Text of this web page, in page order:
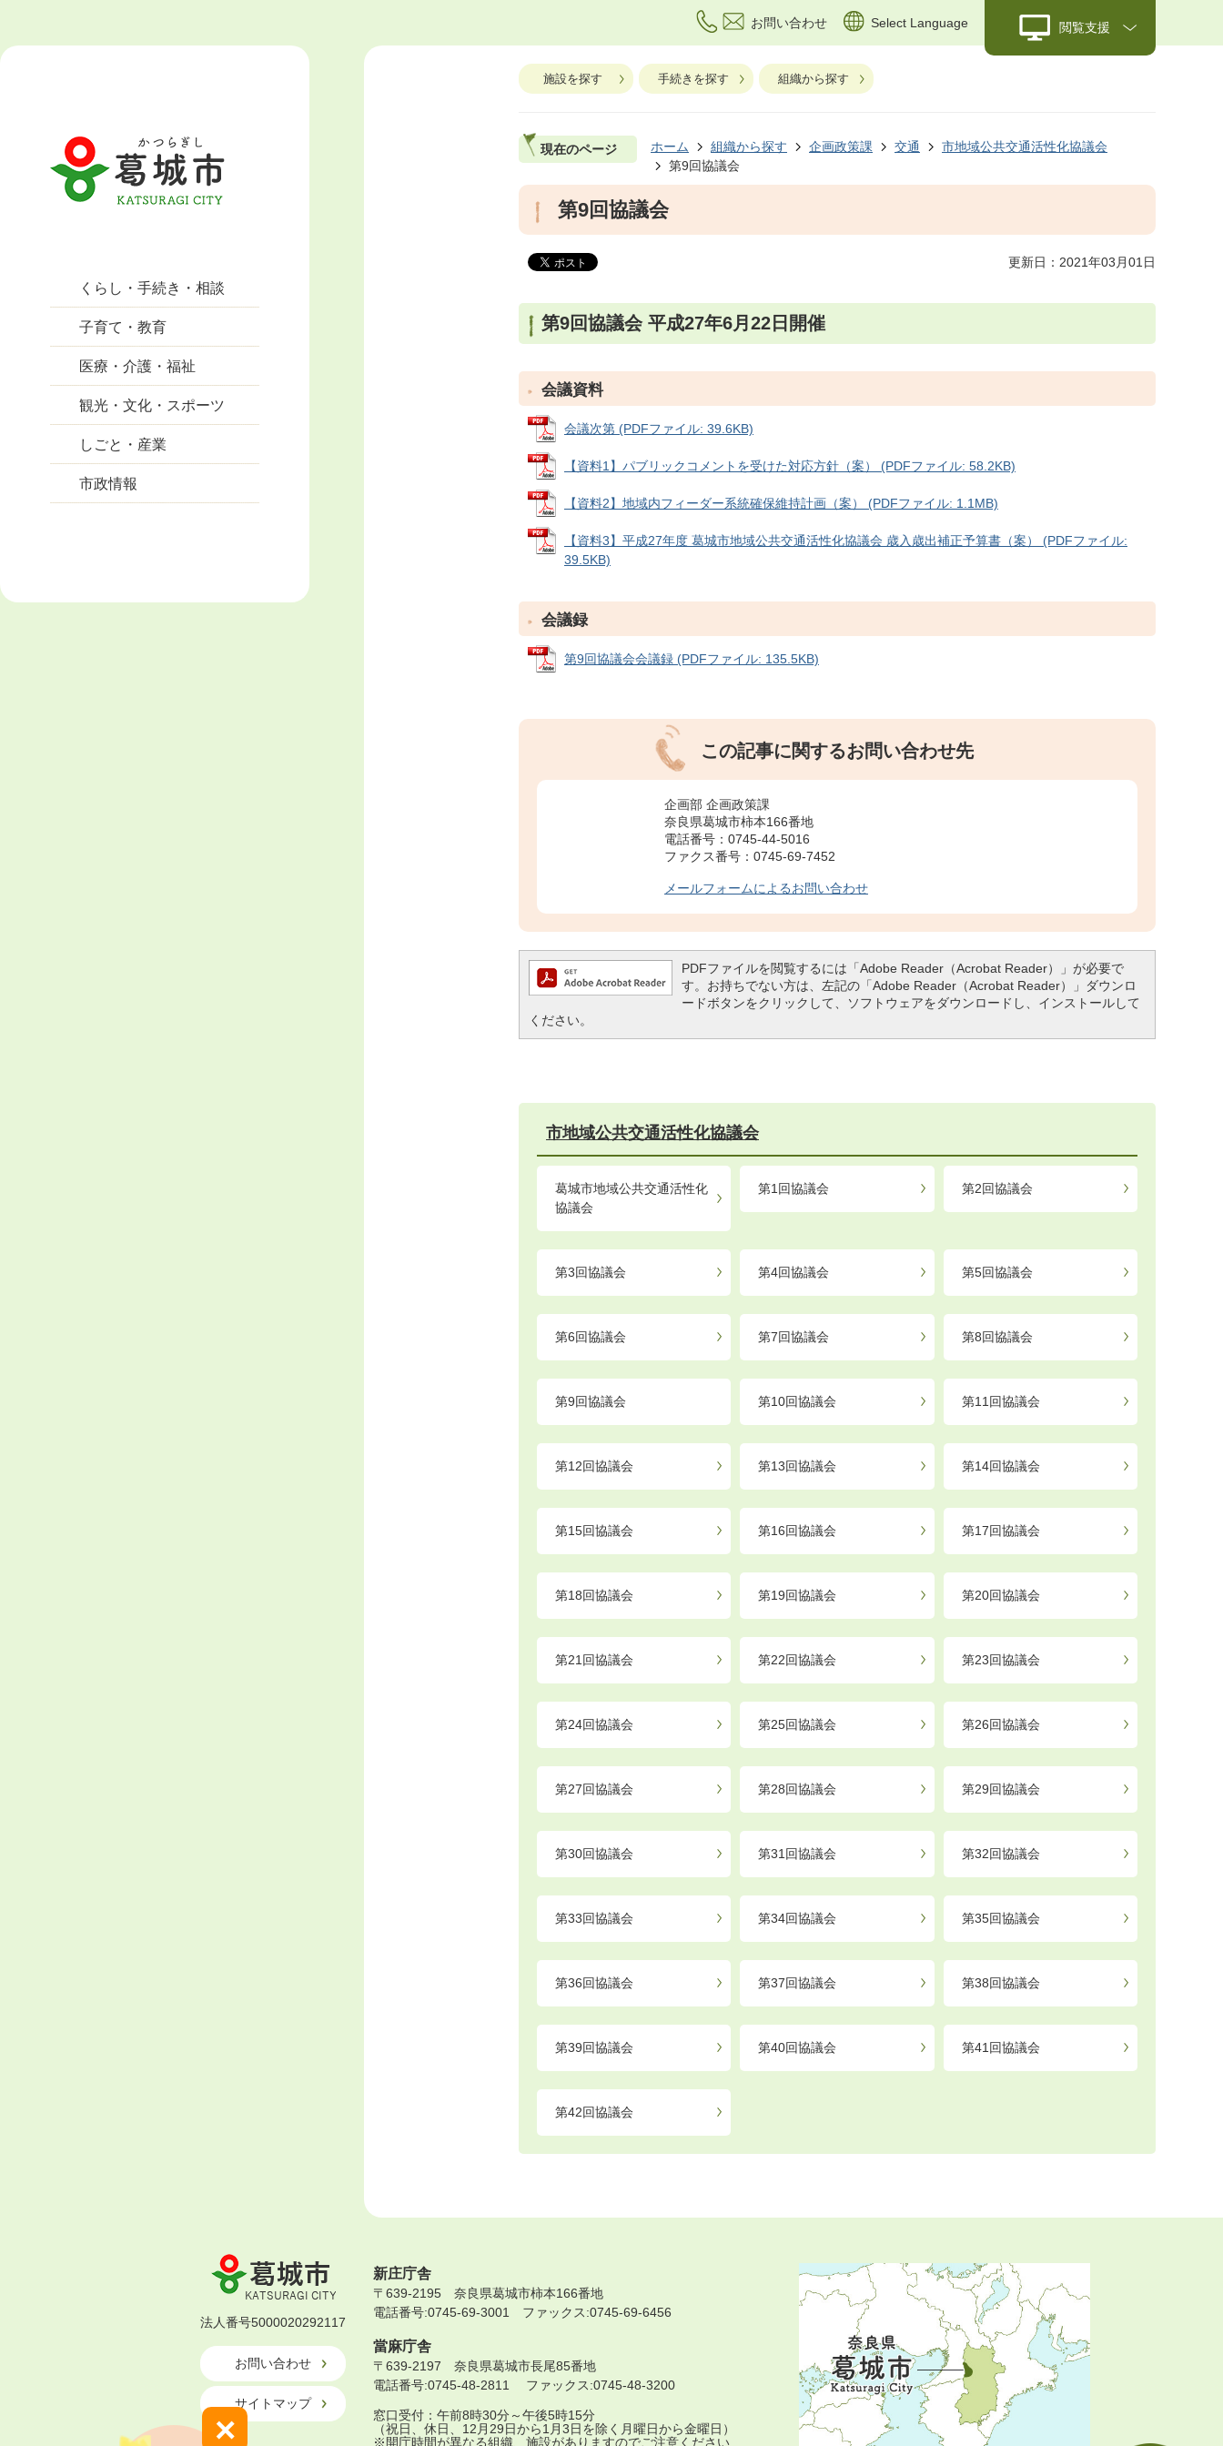
お問い合わせ Select Language 閲覧支援
くらし・手続き・相談
子育て・教育
医療・介護・福祉
観光・文化・スポーツ
しごと・産業
市政情報
施設を探す 手続きを探す 組織から探す
現在のページ ホーム 組織から探す 企画政策課 交通
市地域公共交通活性化協議会
第9回協議会
第9回協議会
更新日：2021年03月01日
第9回協議会 平成27年6月22日開催
会議資料
会議次第 (PDFファイル: 39.6KB)
【資料1】パブリックコメントを受けた対応方針（案） (PDFファイル: 58.2KB)
【資料2】地域内フィーダー系統確保維持計画（案） (PDFファイル: 1.1MB)
【資料3】平成27年度 葛城市地域公共交通活性化協議会 歳入歳出補正予算書（案） (PDFファイル:
39.5KB)
会議録
第9回協議会会議録 (PDFファイル: 135.5KB)
この記事に関するお問い合わせ先
企画部 企画政策課
奈良県葛城市柿本166番地
電話番号：0745-44-5016
ファクス番号：0745-69-7452
メールフォームによるお問い合わせ
PDFファイルを閲覧するには「Adobe Reader（Acrobat Reader）」が必要で
す。お持ちでない方は、左記の「Adobe Reader（Acrobat Reader）」ダウンロ
ードボタンをクリックして、ソフトウェアをダウンロードし、インストールして
ください。
市地域公共交通活性化協議会
葛城市地域公共交通活性化
協議会
第1回協議会 第2回協議会
第3回協議会 第4回協議会 第5回協議会
第6回協議会 第7回協議会 第8回協議会
第9回協議会 第10回協議会 第11回協議会
第12回協議会 第13回協議会 第14回協議会
第15回協議会 第16回協議会 第17回協議会
第18回協議会 第19回協議会 第20回協議会
第21回協議会 第22回協議会 第23回協議会
第24回協議会 第25回協議会 第26回協議会
第27回協議会 第28回協議会 第29回協議会
第30回協議会 第31回協議会 第32回協議会
第33回協議会 第34回協議会 第35回協議会
第36回協議会 第37回協議会 第38回協議会
第39回協議会 第40回協議会 第41回協議会
第42回協議会
葛
城
市
KATSURAGI
CITY
法人番号5000020292117
お問い合わせ
サイトマップ
新庄庁舎
〒639-2195 奈良県葛城市柿本166番地
電話番号:0745-69-3001 ファックス:0745-69-6456
當麻庁舎
〒639-2197 奈良県葛城市長尾85番地
電話番号:0745-48-2811 ファックス:0745-48-3200
窓口受付：午前8時30分～午後5時15分
（祝日、休日、12月29日から1月3日を除く月曜日から金曜日）
※開庁時間が異なる組織、施設がありますのでご注意ください
×